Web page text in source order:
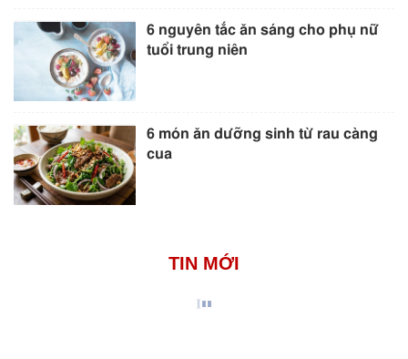
6 nguyên tắc ăn sáng cho phụ nữ
tuổi trung niên
6 món ăn dưỡng sinh từ rau càng
cua
TIN MỚI